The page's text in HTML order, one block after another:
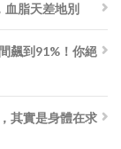
血脂天差地別
飆到91%！你絕
其實是身體在求